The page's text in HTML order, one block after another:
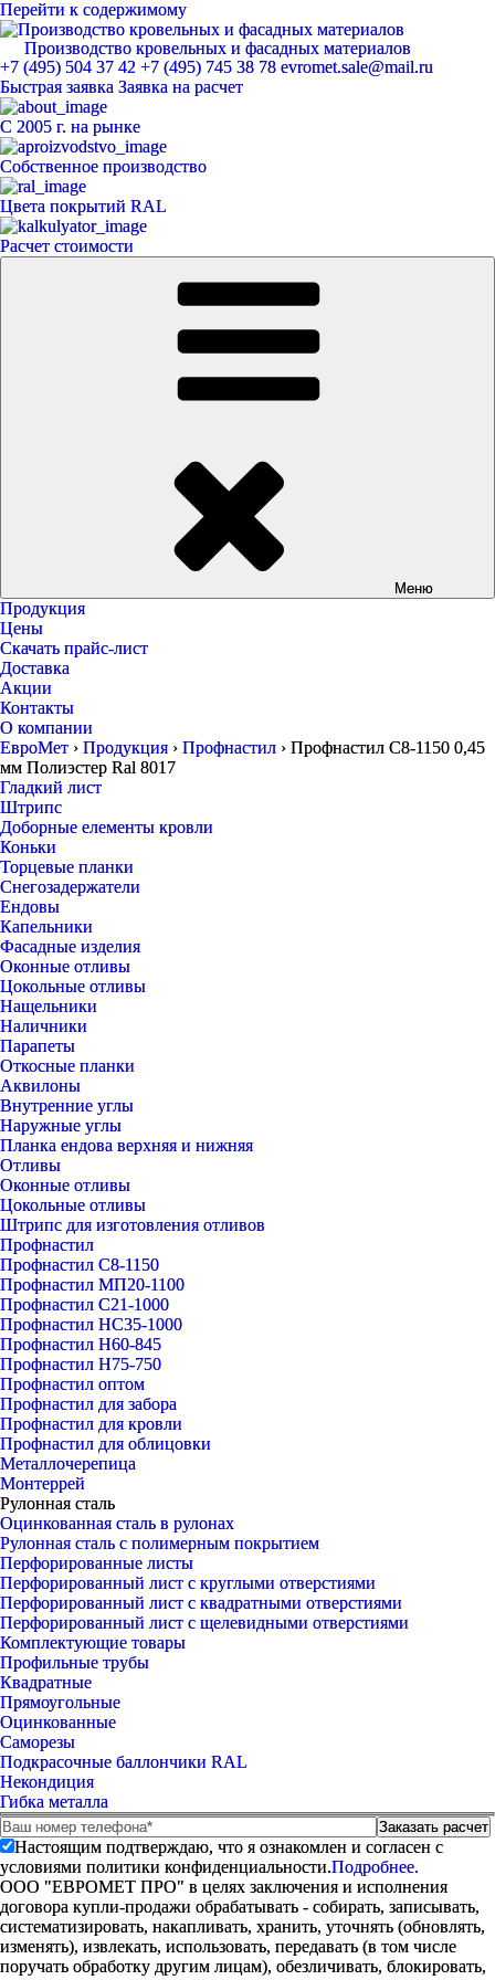
Перейти к содержимому
Производство кровельных и фасадных материалов
ЕвроМет
+7 (495) 504 37 42 +7 (495) 745 38 78 evromet.sale@mail.ru
Быстрая заявка Заявка на расчет
С 2005 г. на рынке
Собственное производство
Цвета покрытий RAL
Расчет стоимости
Меню
Продукция
Цены
Скачать прайс-лист
Доставка
Акции
Контакты
О компании
ЕвроМет › Продукция › Профнастил › Профнастил С8-1150 0,45
мм Полиэстер Ral 8017
Гладкий лист
Штрипс
Доборные елементы кровли
Коньки
Торцевые планки
Снегозадержатели
Ендовы
Капельники
Фасадные изделия
Оконные отливы
Цокольные отливы
Нащельники
Наличники
Парапеты
Откосные планки
Аквилоны
Внутренние углы
Наружные углы
Планка ендова верхняя и нижняя
Отливы
Оконные отливы
Цокольные отливы
Штрипс для изготовления отливов
Профнастил
Профнастил С8-1150
Профнастил МП20-1100
Профнастил С21-1000
Профнастил НС35-1000
Профнастил Н60-845
Профнастил Н75-750
Профнастил оптом
Профнастил для забора
Профнастил для кровли
Профнастил для облицовки
Металлочерепица
Монтеррей
Рулонная сталь
Оцинкованная сталь в рулонах
Рулонная сталь с полимерным покрытием
Перфорированные листы
Перфорированный лист с круглыми отверстиями
Перфорированный лист с квадратными отверстиями
Перфорированный лист с щелевидными отверстиями
Комплектующие товары
Профильные трубы
Квадратные
Прямоугольные
Оцинкованные
Саморезы
Подкрасочные баллончики RAL
Некондиция
Гибка металла
Настоящим подтверждаю, что я ознакомлен и согласен с
условиями политики конфиденциальности.Подробнее.
ООО "ЕВРОМЕТ ПРО" в целях заключения и исполнения
договора купли-продажи обрабатывать - собирать, записывать,
систематизировать, накапливать, хранить, уточнять (обновлять,
изменять), извлекать, использовать, передавать (в том числе
поручать обработку другим лицам), обезличивать, блокировать,